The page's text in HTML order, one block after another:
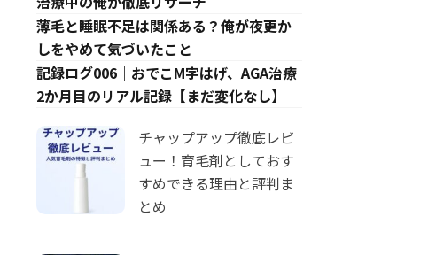
薄毛と睡眠不足は関係ある？俺が夜更か
しをやめて気づいたこと
記録ログ006｜おでこM字はげ、AGA治療
2か月目のリアル記録【まだ変化なし】
チャップアップ徹底レビ
ュー！育毛剤としておす
すめできる理由と評判ま
とめ